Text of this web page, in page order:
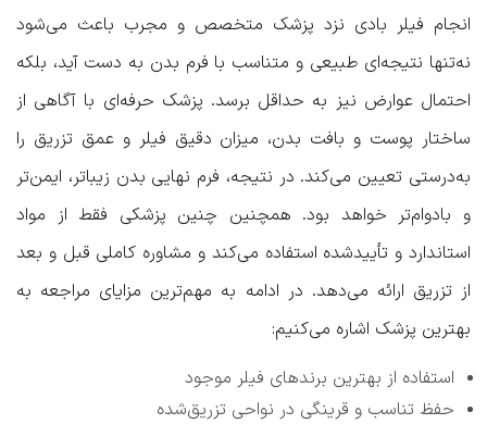
انجام فیلر بادی نزد پزشک متخصص و مجرب باعث می‌شود
نه‌تنها نتیجه‌ای طبیعی و متناسب با فرم بدن به دست آید، بلکه
احتمال عوارض نیز به حداقل برسد. پزشک حرفه‌ای با آگاهی از
ساختار پوست و بافت بدن، میزان دقیق فیلر و عمق تزریق را
به‌درستی تعیین می‌کند. در نتیجه، فرم نهایی بدن زیباتر، ایمن‌تر
و بادوام‌تر خواهد بود. همچنین چنین پزشکی فقط از مواد
استاندارد و تأییدشده استفاده می‌کند و مشاوره کاملی قبل و بعد
از تزریق ارائه می‌دهد. در ادامه به مهم‌ترین مزایای مراجعه به
بهترین پزشک اشاره می‌کنیم:
استفاده از بهترین برندهای فیلر موجود
حفظ تناسب و قرینگی در نواحی تزریق‌شده